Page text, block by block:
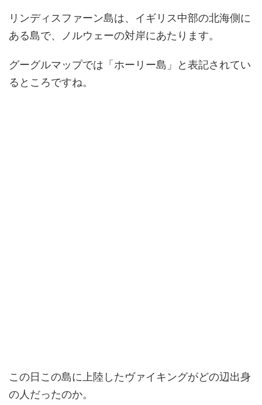
リンディスファーン島は、イギリス中部の北海側に
ある島で、ノルウェーの対岸にあたります。
グーグルマップでは「ホーリー島」と表記されてい
るところですね。
この日この島に上陸したヴァイキングがどの辺出身
の人だったのか。